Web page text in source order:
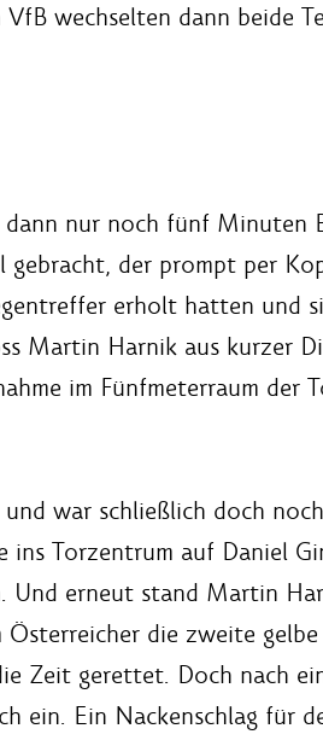
wechselten dann beide
nur noch fünf Minuten
der prompt per
erholt hatten und
Martin Harnik aus kurzer
im Fünfmeterraum der
war schließlich doch
Torzentrum auf Daniel
Und erneut stand Martin
die zweite
Zeit gerettet. Doch nach
ein. Ein Nackenschlag für